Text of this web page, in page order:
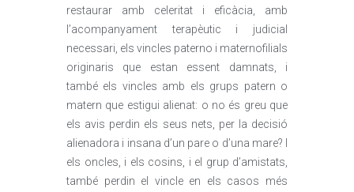
restaurar amb celeritat i eficàcia, amb
l’acompanyament terapèutic i judicial
necessari, els vincles paterno i maternofilials
originaris que estan essent damnats, i
també els vincles amb els grups patern o
matern que estigui alienat: o no és greu que
els avis perdin els seus nets, per la decisió
alienadora i insana d’un pare o d’una mare? I
els oncles, i els cosins, i el grup d’amistats,
també perdin el vincle en els casos més